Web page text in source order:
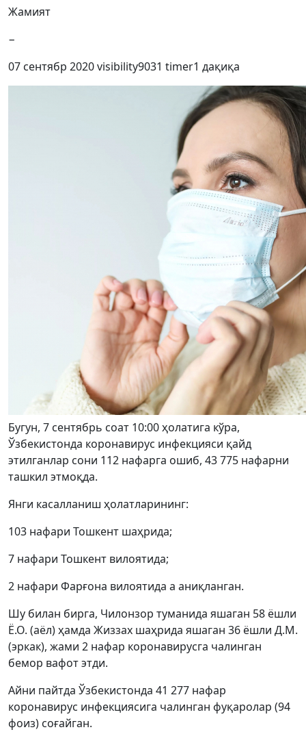
Жамият
−
07 сентябр 2020visibility9031 timer1 дақиқа
Бугун, 7 сентябрь соат 10:00 ҳолатига кўра,
Ўзбекистонда коронавирус инфекцияси қайд
этилганлар сони 112 нафарга ошиб, 43 775 нафарни
ташкил этмоқда.
Янги касалланиш ҳолатларининг:
103 нафари Тошкент шаҳрида;
7 нафари Тошкент вилоятида;
2 нафари Фарғона вилоятида а аниқланган.
Шу билан бирга, Чилонзор туманида яшаган 58 ёшли
Ё.О. (аёл) ҳамда Жиззах шаҳрида яшаган 36 ёшли Д.М.
(эркак), жами 2 нафар коронавирусга чалинган
бемор вафот этди.
Айни пайтда Ўзбекистонда 41 277 нафар
коронавирус инфекциясига чалинган фуқаролар (94
фоиз) соғайган.